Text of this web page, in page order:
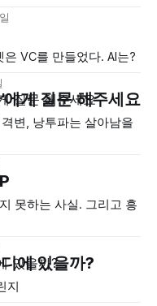
VC를 만들었다. AI는?
게 질문 해주세요
변, 낭투파는 살아남을
못하는 사실. 그리고 흥
에 있을까?
지